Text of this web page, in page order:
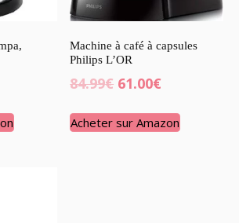
Machine à café à capsules
Philips L’OR
84.99€ 61.00€
Acheter sur Amazon